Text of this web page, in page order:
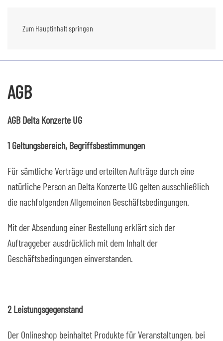
Zum Hauptinhalt springen
AGB
AGB Delta Konzerte UG
1 Geltungsbereich, Begriffsbestimmungen
Für sämtliche Verträge und erteilten Aufträge durch eine
natürliche Person an Delta Konzerte UG gelten ausschließlich
die nachfolgenden Allgemeinen Geschäftsbedingungen.
Mit der Absendung einer Bestellung erklärt sich der
Auftraggeber ausdrücklich mit dem Inhalt der
Geschäftsbedingungen einverstanden.
2 Leistungsgegenstand
Der Onlineshop beinhaltet Produkte für Veranstaltungen, bei